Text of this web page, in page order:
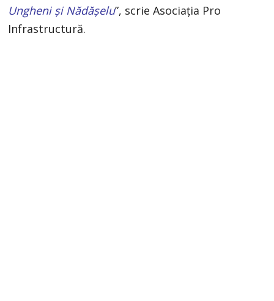
Ungheni și Nădășelu”, scrie Asociația Pro
Infrastructură.